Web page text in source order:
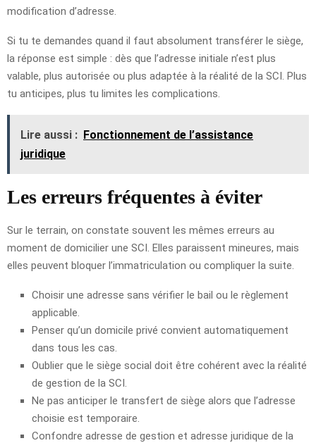
modification d’adresse.
Si tu te demandes quand il faut absolument transférer le siège,
la réponse est simple : dès que l’adresse initiale n’est plus
valable, plus autorisée ou plus adaptée à la réalité de la SCI. Plus
tu anticipes, plus tu limites les complications.
Lire aussi : Fonctionnement de l’assistance
juridique
Les erreurs fréquentes à éviter
Sur le terrain, on constate souvent les mêmes erreurs au
moment de domicilier une SCI. Elles paraissent mineures, mais
elles peuvent bloquer l’immatriculation ou compliquer la suite.
Choisir une adresse sans vérifier le bail ou le règlement
applicable.
Penser qu’un domicile privé convient automatiquement
dans tous les cas.
Oublier que le siège social doit être cohérent avec la réalité
de gestion de la SCI.
Ne pas anticiper le transfert de siège alors que l’adresse
choisie est temporaire.
Confondre adresse de gestion et adresse juridique de la